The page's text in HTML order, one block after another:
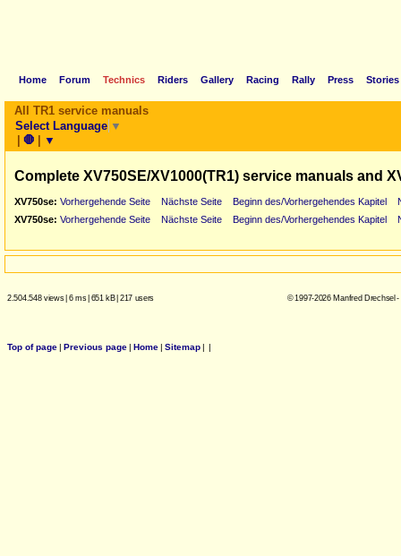
Home Forum Technics Riders Gallery Racing Rally Press Stories
All TR1 service manuals
Select Language ▼
| 🛑 | ▼
Complete XV750SE/XV1000(TR1) service manuals and
XV750se: Vorhergehende Seite Nächste Seite Beginn des/Vorhergehendes Kapitel
XV750se: Vorhergehende Seite Nächste Seite Beginn des/Vorhergehendes Kapitel
2.504.548 views| 6 ms| 651 kB| 217 users © 1997-2026 Manfred Drechsel
Top of page| Previous page| Home| Sitemap| |